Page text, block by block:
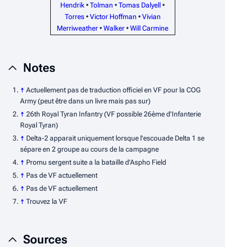
Hendrik•Tolman •Tomas Dalyell•
Torres•Victor Hoffman •Vivian
Merriweather•Walker•Will Carmine
Notes
↑ Actuellement pas de traduction officiel en VF pour la COG
Army (peut être dans un livre mais pas sur)
↑ 26th Royal Tyran Infantry (VF possible 26ème d'Infanterie
Royal Tyran)
↑ Delta-2 apparait uniquement lorsque l'escouade Delta 1 se
sépare en 2 groupe au cours de la campagne
↑ Promu sergent suite a la bataille d'Aspho Field
↑ Pas de VF actuellement
↑ Pas de VF actuellement
↑ Trouvez la VF
Sources